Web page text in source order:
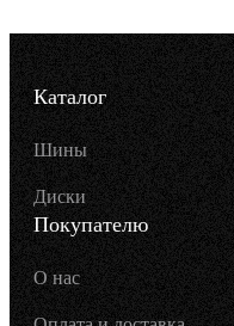
Каталог
Шины
Диски
Покупателю
О нас